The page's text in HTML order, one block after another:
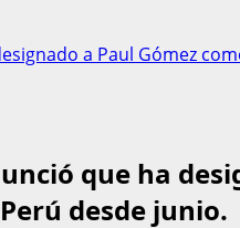
a Paul Gómez
que ha
desde junio.